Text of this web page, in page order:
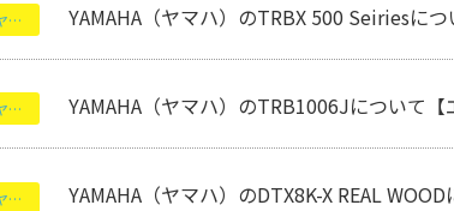
YAMAHA(ヤマハ) YAMAHA（ヤマハ）のTRBX 500 Seiriesにつ
YAMAHA(ヤマハ) YAMAHA（ヤマハ）のTRB1006Jについて【
YAMAHA(ヤマハ) YAMAHA（ヤマハ）のDTX8K-X REAL